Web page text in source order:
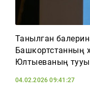
Танылган
Башкортстанның
Юлтыеваның
04.02.2026 09:41:27